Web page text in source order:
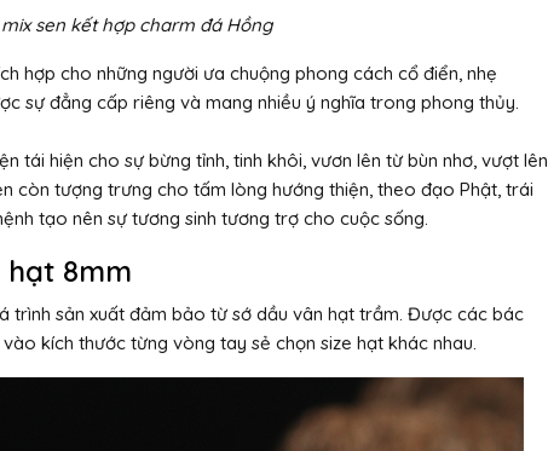
sen kết hợp charm đá Hồng
hợp cho những người ưa chuộng phong cách cổ điển, nhẹ
sự đẳng cấp riêng và mang nhiều ý nghĩa trong phong thủy.
tái hiện cho sự bừng tỉnh, tinh khôi, vươn lên từ bùn nhơ, vượt lên
còn tượng trưng cho tấm lòng hướng thiện, theo đạo Phật, trái
tạo nên sự tương sinh tương trợ cho cuộc sống.
hạt 8mm
sản xuất đảm bảo từ sớ dầu vân hạt trầm. Được các bác
kích thước từng vòng tay sẻ chọn size hạt khác nhau.